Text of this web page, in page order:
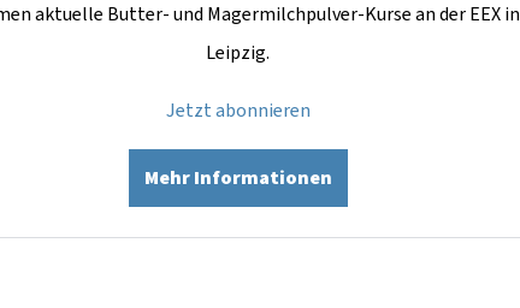
aktuelle Butter- und Magermilchpulver-Kurse an der EEX in
Leipzig.
Jetzt abonnieren
Mehr Informationen